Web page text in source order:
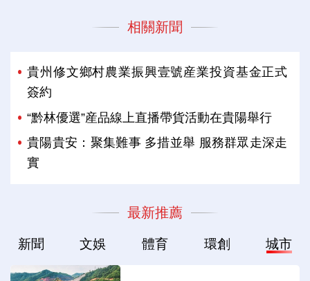
相關新聞
貴州修文鄉村農業振興壹號産業投資基金正式
簽約
“黔林優選”産品線上直播帶貨活動在貴陽舉行
貴陽貴安：聚集難事 多措並舉 服務群眾走深走
實
最新推薦
新聞 文娛 體育 環創 城市